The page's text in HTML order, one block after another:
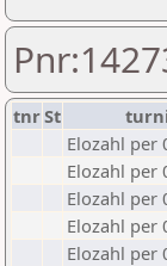
tnrSt
Elozahl per
Elozahl per
Elozahl per
Elozahl per
Elozahl per